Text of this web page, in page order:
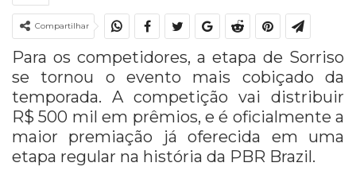
Compartilhar
Para os competidores, a etapa de Sorriso
se tornou o evento mais cobiçado da
temporada. A competição vai distribuir
R$ 500 mil em prêmios, e é oficialmente a
maior premiação já oferecida em uma
etapa regular na história da PBR Brazil.